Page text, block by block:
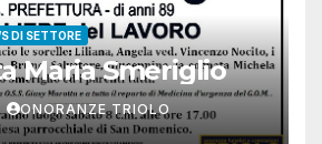
DI SETTORE
Maria Smeriglio
ONORANZE TRIOLO